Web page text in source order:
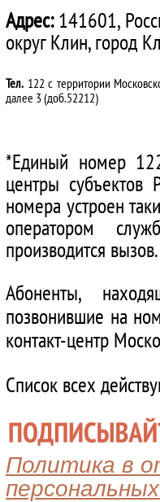
Адрес:141601,
округ Клин, город
Тел. 122 с территории
далее 3 (доб.52212)
*Единый номер
центры субъектов
номера устроен
оператором
производится вызов.
Абоненты,
позвонившие на
контакт-центр
Список всех
Политика в